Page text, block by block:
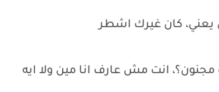
كان غيرك اشطر
مجنون؟، انت مش عارف انا مين ولا ايه